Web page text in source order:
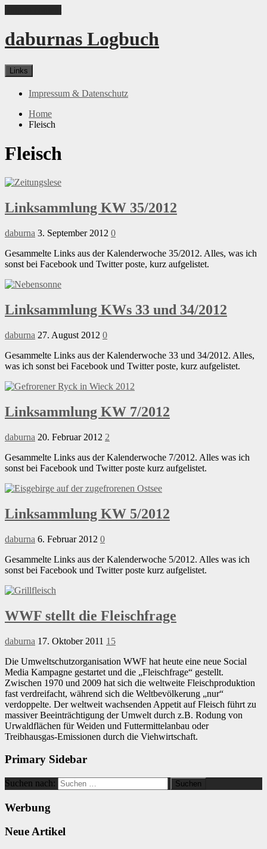
daburnas Logbuch
Links
Impressum & Datenschutz
Home
Fleisch
Fleisch
Linksammlung KW 35/2012
daburna 3. September 2012 0
Gesammelte Links aus der Kalenderwoche 35/2012. Alles, was ich
sonst bei Facebook und Twitter poste, kurz aufgelistet.
Linksammlung KWs 33 und 34/2012
daburna 27. August 2012 0
Gesammelte Links aus der Kalenderwoche 33 und 34/2012. Alles,
was ich sonst bei Facebook und Twitter poste, kurz aufgelistet.
Linksammlung KW 7/2012
daburna 20. Februar 2012 2
Gesammelte Links aus der Kalenderwoche 7/2012. Alles was ich
sonst bei Facebook und Twitter poste kurz aufgelistet.
Linksammlung KW 5/2012
daburna 6. Februar 2012 0
Gesammelte Links aus der Kalenderwoche 5/2012. Alles was ich
sonst bei Facebook und Twitter poste kurz aufgelistet.
WWF stellt die Fleischfrage
daburna 17. Oktober 2011 15
Die Umweltschutzorganisation WWF hat heute eine neue Social
Media Kampagne gestartet und die „Fleischfrage“ gestellt.
Zwischen 1970 und 2009 hat sich die weltweite Fleischproduktion
fast verdreifacht, während sich die Weltbevölkerung „nur“
verdoppelte. Der weltweit wachsenden Appetit auf Fleisch führt zu
massiver Beeinträchtigung der Umwelt durch z.B. Rodung von
Urwaldflächen für Weiden und Futtermittelanbau oder
Treibhausgas-Emissionen durch die Viehwirtschaft.
Primary Sidebar
Suchen nach:
Werbung
Neue Artikel